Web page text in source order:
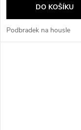
DO KOŠÍKU
Podbradek na housle